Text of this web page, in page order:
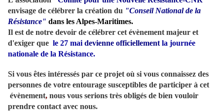
envisage de célébrer la création du "Conseil National de la
Résistance" dans les Alpes-Maritimes.
Il est de notre devoir de célébrer cet évènement majeur et
d'exiger que le 27 mai devienne officiellement la journée
nationale de la Résistance.
Si vous êtes intéressés par ce projet où si vous connaissez des
personnes de votre entourage susceptibles de participer à cet
évènement, nous vous serions très obligés de bien vouloir
prendre contact avec nous.